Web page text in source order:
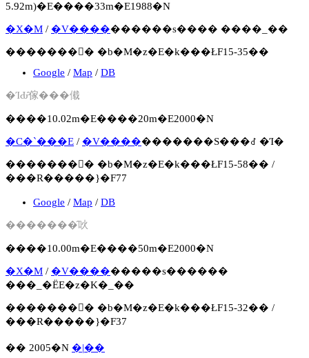
5.92m)�E����33m�E1988�N
�X�M / �V����������s���� ����_��
�������񍐏� �b�M�z�E�k���ŁF15-35��
Google / Map / DB
�ΊԂ̑傢���傤
����10.02m�E����20m�E2000�N
�C�`���E / �V�����������S���꒬ �Ί�
�������񍐏� �b�M�z�E�k���ŁF15-58�� /
���R�����}�F77
Google / Map / DB
�������̑吙
����10.00m�E����50m�E2000�N
�X�M / �V���������s������
���_�ЁE�z�K�_��
�������񍐏� �b�M�z�E�k���ŁF15-32�� /
���R�����}�F37
�� 2005�N �|��